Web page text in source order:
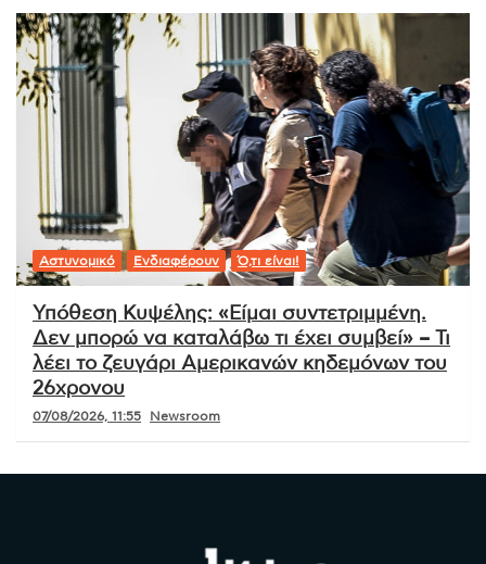
Αστυνομικό Ενδιαφέρουν Ό,τι είναι!
Υπόθεση Κυψέλης: «Είμαι συντετριμμένη.
Δεν μπορώ να καταλάβω τι έχει συμβεί» – Τι
λέει το ζευγάρι Αμερικανών κηδεμόνων του
26χρονου
07/08/2026, 11:55 Newsroom